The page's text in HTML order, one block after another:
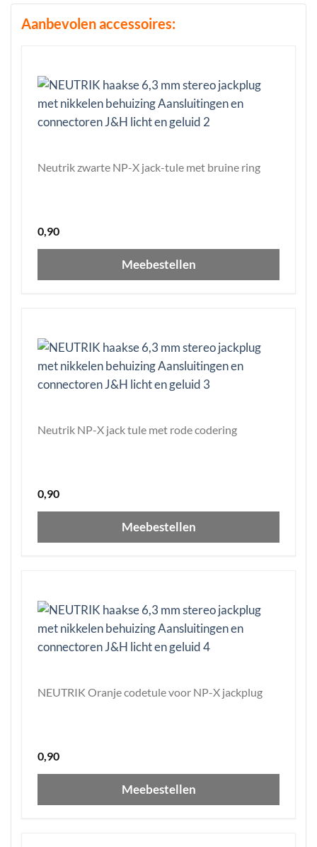
Aanbevolen accessoires:
Neutrik zwarte NP-X jack-tule met bruine ring
0,90
Meebestellen
Neutrik NP-X jack tule met rode codering
0,90
Meebestellen
NEUTRIK Oranje codetule voor NP-X jackplug
0,90
Meebestellen